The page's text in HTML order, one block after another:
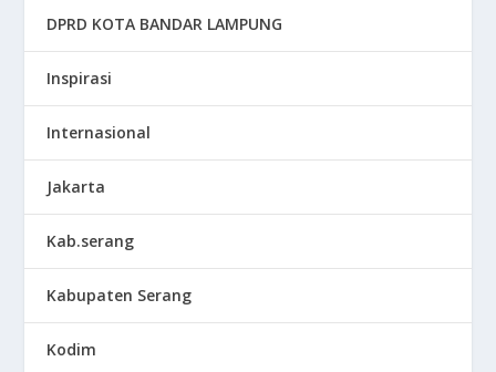
DPRD KOTA BANDAR LAMPUNG
Inspirasi
Internasional
Jakarta
Kab.serang
Kabupaten Serang
Kodim